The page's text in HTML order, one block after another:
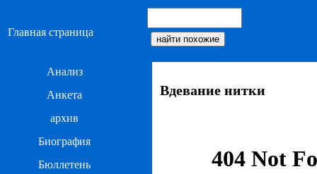
Главная страница
Анализ
Анкета
архив
Биография
Бюллетень
Вдевание нитки